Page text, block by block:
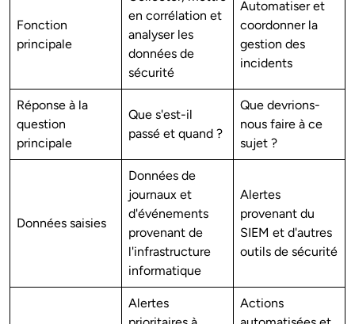
Fonction
principale
en corrélation et
analyser les
données de
sécurité
Automatiser et
coordonner la
gestion des
incidents
Réponse à la
question
principale
Que s'est-il
passé et quand ?
Que devrions-
nous faire à ce
sujet ?
Données saisies
Données de
journaux et
d'événements
provenant de
l'infrastructure
informatique
Alertes
provenant du
SIEM et d'autres
outils de sécurité
Alertes
Actions